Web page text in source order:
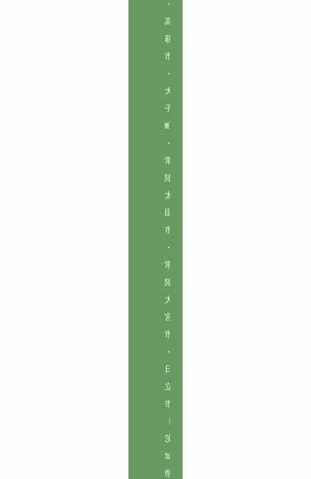
・
高
萩
市
・
大
子
町
・
常
陸
太
田
市
・
常
陸
大
宮
市
・
日
立
市
茨
城
県